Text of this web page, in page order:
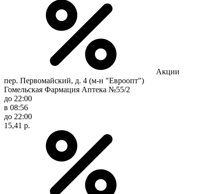
Акции
пер. Первомайский, д. 4 (м-н "Евроопт")
Гомельская Фармация Аптека №55/2
до 22:00
в 08:56
до 22:00
15,41 р.